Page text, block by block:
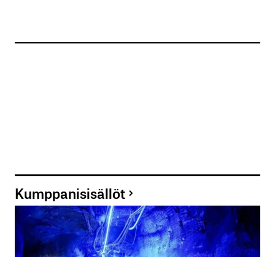
Kumppanisisällöt